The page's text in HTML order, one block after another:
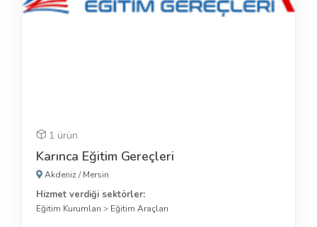
1 ürün
Karınca Eğitim Gereçleri
Akdeniz/Mersin
Hizmet verdiği sektörler:
Eğitim Kurumları > Eğitim Araçları